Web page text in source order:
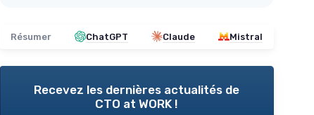
Résumer ChatGPT Claude Mistral
Recevez les dernières actualités de
CTO at WORK !